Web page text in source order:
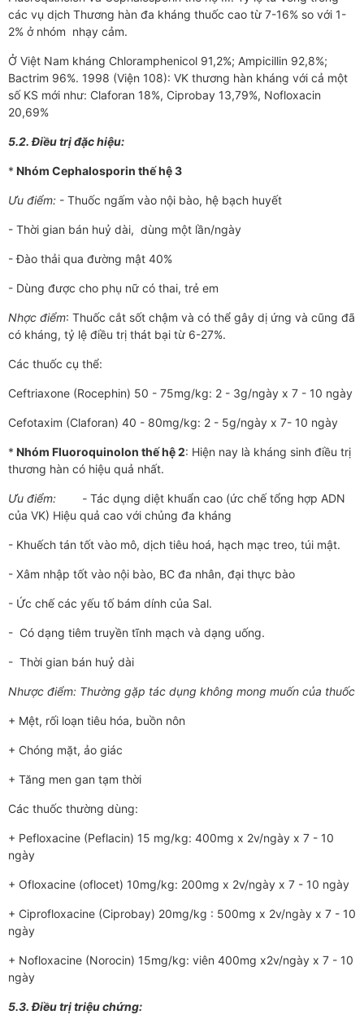
các vụ dịch Th­­ương hàn đa kháng thuốc cao từ 7-16% so với 1-
2% ở nhóm nhạy cảm.
Ở Việt Nam kháng Chloramphenicol 91,2%; Ampicillin 92,8%;
Bactrim 96%. 1998 (Viện 108): VK th­­ương hàn kháng với cả một
số KS mới như­­: Claforan 18%, Ciprobay 13,79%, Nofloxacin
20,69%
5.2. Điều trị đặc hiệu:
* Nhóm Cephalosporin thế hệ 3
Ưu điểm: - Thuốc ngấm vào nội bào, hệ bạch huyết
- Thời gian bán huỷ dài, dùng một lần/ngày
- Đào thải qua đ­ường mật 40%
- Dùng đ­­ược cho phụ nữ có thai, trẻ em
Nh­­ợc điểm: Thuốc cắt sốt chậm và có thể gây dị ứng và cũng đã
có kháng, tỷ lệ điều trị thát bại từ 6-27%.
Các thuốc cụ thể:
Ceftriaxone (Rocephin) 50 - 75mg/kg: 2 - 3g/ngày x 7 - 10 ngày
Cefotaxim (Claforan) 40 - 80mg/kg: 2 - 5g/ngày x 7- 10 ngày
* Nhóm Fluoroquinolon thế hệ 2: Hiện nay là kháng sinh điều trị
thư­­ơng hàn có hiệu quả nhất.
Ưu điểm: - Tác dụng diệt khuẩn cao (ức chế tổng hợp ADN
của VK) Hiệu quả cao với chủng đa kháng
- Khuếch tán tốt vào mô, dịch tiêu hoá, hạch mạc treo, túi mật.
- Xâm nhập tốt vào nội bào, BC đa nhân, đại thực bào
- Ức chế các yếu tố bám dính của Sal.
- Có dạng tiêm truyền tĩnh mạch và dạng uống.
- Thời gian bán huỷ dài
Nh­ược điểm: Th­­ường gặp tác dụng không mong muốn của thuốc
+ Mệt, rối loạn tiêu hóa, buồn nôn
+ Chóng mặt, ảo giác
+ Tăng men gan tạm thời
Các thuốc thư­ờng dùng:
+ Pefloxacine (Peflacin) 15 mg/kg: 400mg x 2v/ngày x 7 - 10
ngày
+ Ofloxacine (oflocet) 10mg/kg: 200mg x 2v/ngày x 7 - 10 ngày
+ Ciprofloxacine (Ciprobay) 20mg/kg : 500mg x 2v/ngày x 7 - 10
ngày
+ Nofloxacine (Norocin) 15mg/kg: viên 400mg x2v/ngày x 7 - 10
ngày
5.3. Điều trị triệu chứng: